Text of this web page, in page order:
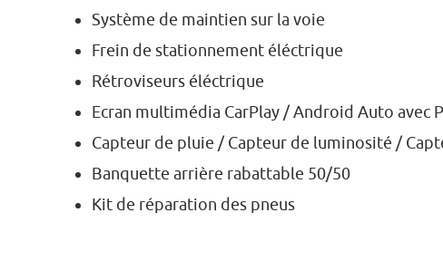
Système de maintien sur la voie
Frein de stationnement éléctrique
Rétroviseurs éléctrique
Ecran multimédia CarPlay / Android Auto avec
Capteur de pluie / Capteur de luminosité /
Banquette arrière rabattable 50/50
Kit de réparation des pneus